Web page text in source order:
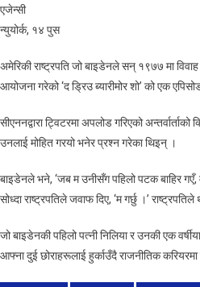
एजेन्सी
न्युयोर्क, १४ पुस
अमेरिकी राष्ट्रपति जो बाइडेनले सन् १९७७ मा
आयोजना गरेको ‘द ड्रिउ ब्यारीमोर शो’ को एक
सीएननद्वारा ट्विटरमा अपलोड गरिएको
उनलाई मोहित गरयो भनेर प्रश्न गरेका थिइन् ।
बाइडेनले भने, ‘जब म उनीसँग पहिलो पटक बाहिर गएँ,
सोध्दा राष्ट्रपतिले जवाफ दिए, ‘म गर्छु ।’
जो बाइडेनकी पहिलो पत्नी निलिया र उनकी एक
आफ्ना दुई छोराहरूलाई हुर्काउँदै राजनीतिक